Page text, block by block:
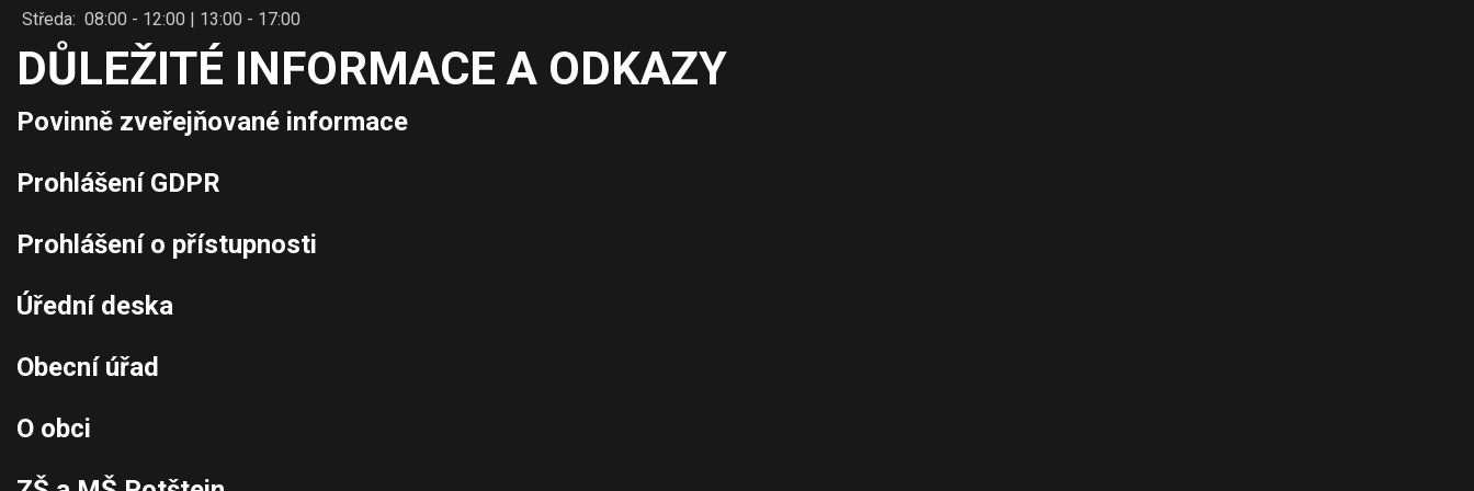
Středa: 08:00 - 12:00 | 13:00 - 17:00
DŮLEŽITÉ INFORMACE A ODKAZY
Povinně zveřejňované informace
Prohlášení GDPR
Prohlášení o přístupnosti
Úřední deska
Obecní úřad
O obci